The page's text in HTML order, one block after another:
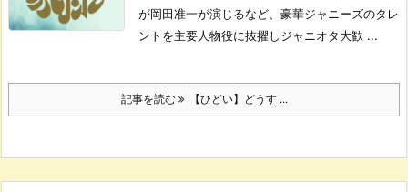
が岡田准一が演じるなど、豪華ジャニーズのタレ
ントを主要人物役に抜擢しジャニオタ大歓 ...
記事を読む 【ひどい】どうす ...